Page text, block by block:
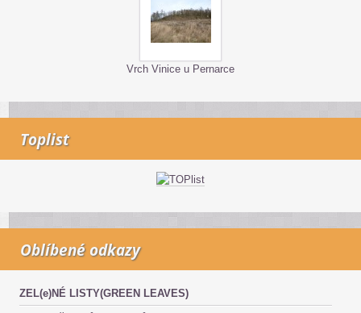
Vrch Vinice u Pernarce
Toplist
Oblíbené odkazy
ZEL(e)NÉ LISTY(GREEN LEAVES)